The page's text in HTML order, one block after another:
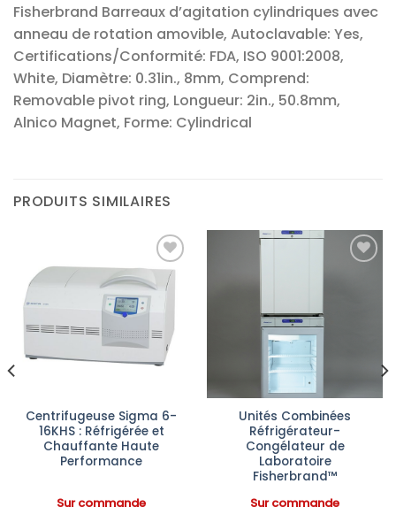
Fisherbrand Barreaux d’agitation cylindriques avec
anneau de rotation amovible, Autoclavable: Yes,
Certifications/Conformité: FDA, ISO 9001:2008,
White, Diamètre: 0.31in., 8mm, Comprend:
Removable pivot ring, Longueur: 2in., 50.8mm,
Alnico Magnet, Forme: Cylindrical
PRODUITS SIMILAIRES
Ajouter
à la liste
d’envies
Centrifugeuse Sigma 6-
16KHS : Réfrigérée et
Chauffante Haute
Performance
Sur commande
Unités Combinées
Réfrigérateur-
Congélateur de
Laboratoire
Fisherbrand™
Sur commande